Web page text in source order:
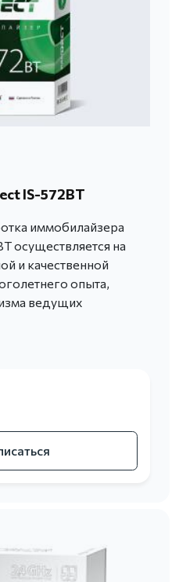
IS-572BT
иммобилайзера
осуществляется на
и качественной
опыта,
ведущих